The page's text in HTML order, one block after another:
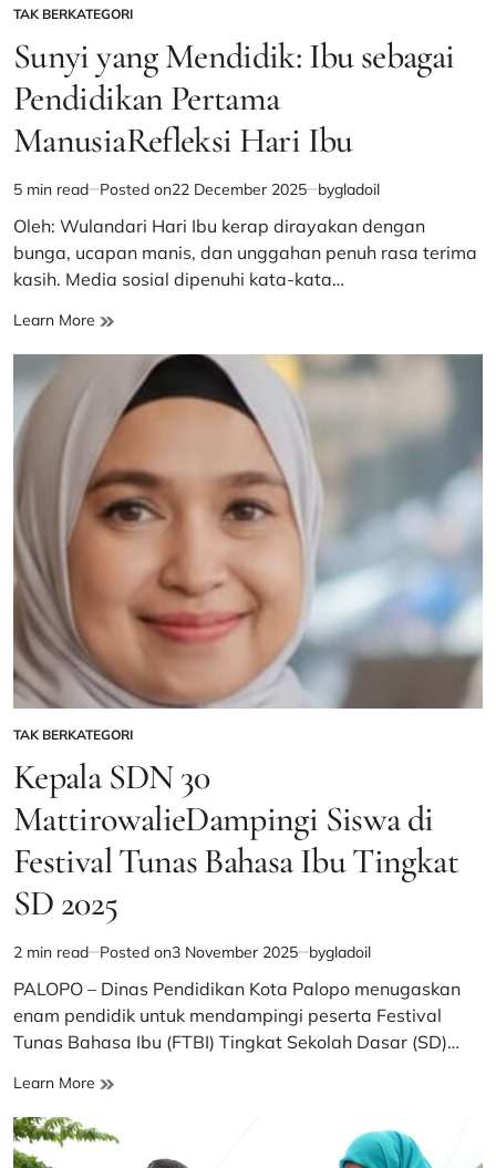
POSTED
IN
TAK BERKATEGORI
Sunyi yang Mendidik: Ibu sebagai
Pendidikan Pertama
ManusiaRefleksi Hari Ibu
Estimated
read
time
5 min read Posted on22 December 2025 bygladoil
Oleh: Wulandari Hari Ibu kerap dirayakan dengan
bunga, ucapan manis, dan unggahan penuh rasa terima
kasih. Media sosial dipenuhi kata-kata…
Learn More Sunyi
Mendidik:
sebagai
Pendidikan
Pertama
ManusiaRefleksi
Hari
Ibu
POSTED
IN
TAK BERKATEGORI
Kepala SDN 30
MattirowalieDampingi Siswa di
Festival Tunas Bahasa Ibu Tingkat
SD 2025
Estimated
read
time
2 min read Posted on3 November 2025 bygladoil
PALOPO – Dinas Pendidikan Kota Palopo menugaskan
enam pendidik untuk mendampingi peserta Festival
Tunas Bahasa Ibu (FTBI) Tingkat Sekolah Dasar (SD)…
Learn More Kepala
30
MattirowalieDampingi